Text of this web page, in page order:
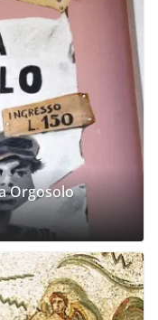
Orgosolo